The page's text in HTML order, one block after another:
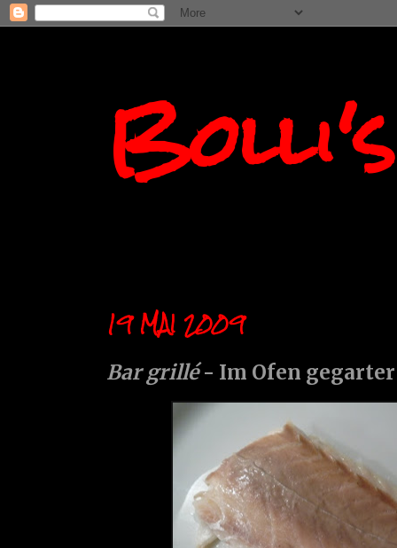
19 MAI 2009
Bar grillé- Im Ofen